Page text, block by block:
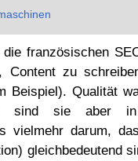
französischen
Content zu
Beispiel). Qualität
sind sie aber
vielmehr darum,
gleichbedeutend